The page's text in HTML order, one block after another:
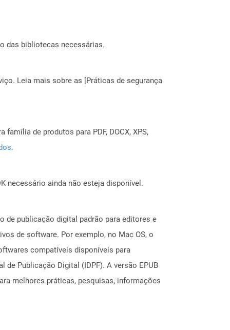
das bibliotecas necessárias.
Leia mais sobre as [Práticas de segurança
de produtos para PDF, DOCX, XPS,
.
necessário ainda não esteja disponível.
de publicação digital padrão para editores e
de software. Por exemplo, no Mac OS, o
compatíveis disponíveis para
Publicação Digital (IDPF). A versão EPUB
melhores práticas, pesquisas, informações